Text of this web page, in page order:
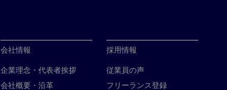
会社情報
企業理念・代表者挨拶
会社概要・沿革
採用情報
従業員の声
フリーランス登録